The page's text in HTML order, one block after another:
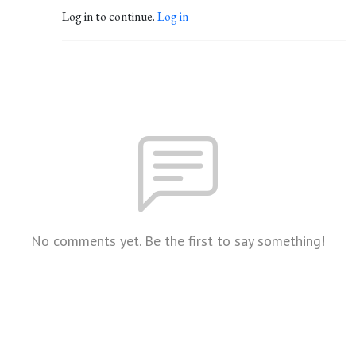
Log in to continue.Log in
No comments yet. Be the first to say something!